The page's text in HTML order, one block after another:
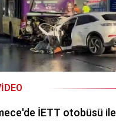
İETT otobüsü ile